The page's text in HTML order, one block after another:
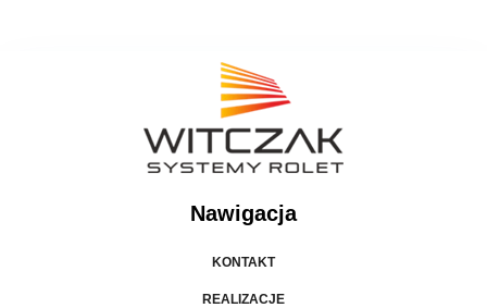
Nawigacja
KONTAKT
REALIZACJE